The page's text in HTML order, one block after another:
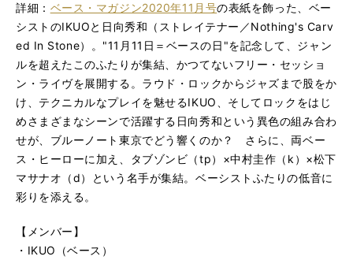
詳細： ベース・マガジン2020年11月号の表紙を飾った、ベー
シストのIKUOと日向秀和（ストレイテナー／Nothing's Carv
ed In Stone）。"11月11日＝ベースの日"を記念して、ジャン
ルを超えたこのふたりが集結、かつてないフリー・セッショ
ン・ライヴを展開する。ラウド・ロックからジャズまで股をか
け、テクニカルなプレイを魅せるIKUO、そしてロックをはじ
めさまざまなシーンで活躍する日向秀和という異色の組み合わ
せが、ブルーノート東京でどう響くのか？ さらに、両ベー
ス・ヒーローに加え、タブゾンビ（tp）×中村圭作（k）×松下
マサナオ（d）という名手が集結。ベーシストふたりの低音に
彩りを添える。
【メンバー】
・IKUO（ベース）